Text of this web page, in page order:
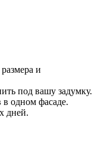
и
под вашу задумку.
в одном фасаде.
дней.